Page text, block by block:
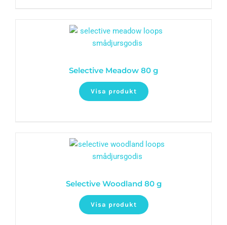
Selective Meadow 80 g
Visa produkt
Selective Woodland 80 g
Visa produkt